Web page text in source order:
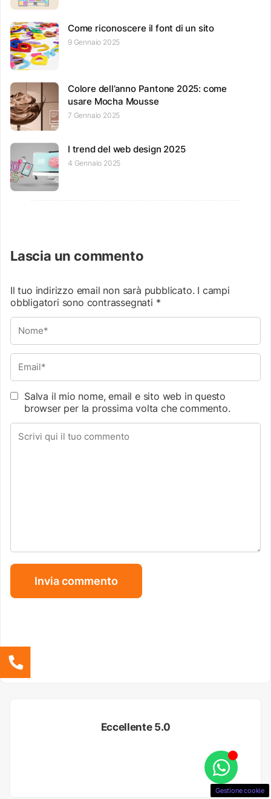
Come riconoscere il font di un sito
9 Gennaio 2025
Colore dell’anno Pantone 2025: come
usare Mocha Mousse
7 Gennaio 2025
I trend del web design 2025
4 Gennaio 2025
Lascia un commento
Il tuo indirizzo email non sarà pubblicato. I campi
obbligatori sono contrassegnati *
Salva il mio nome, email e sito web in questo
browser per la prossima volta che commento.
Eccellente 5.0
Gestione cookie